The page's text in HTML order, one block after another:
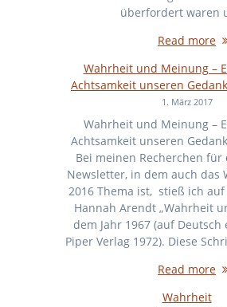
überfordert waren
Read more
Wahrheit und Meinung –
Achtsamkeit unseren
1. März 2017
Wahrheit und Meinung –
Achtsamkeit unseren
Bei meinen Recherchen für
Newsletter, in dem auch das
2016 Thema ist, stieß ich
Hannah Arendt „Wahrheit
dem Jahr 1967 (auf
Piper Verlag 1972). Diese
Read more
Wahrheit